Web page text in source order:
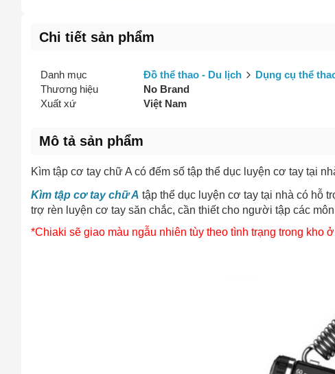
Chi tiết sản phẩm
Danh mục Đồ thể thao - Du lịch
Dụng cụ thể
Thương hiệu
No Brand
Xuất xứ
Việt Nam
Mô tả sản phẩm
Kìm tập cơ tay chữ A có đếm số tập thể dục luyện cơ tay tại
Kìm tập cơ tay chữ A tập thể dục luyện cơ tay tại nhà có hỗ
trợ rèn luyện cơ tay săn chắc, cần thiết cho người tập các
*Chiaki sẽ giao màu ngẫu nhiên tùy theo tình trạng trong kho
Mô tả (*)